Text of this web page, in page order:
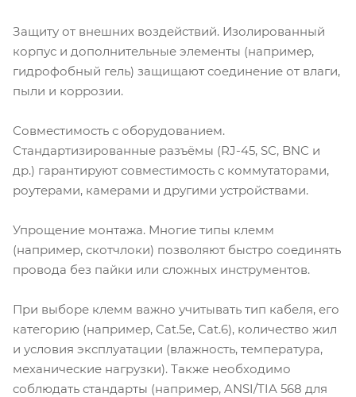
Защиту от внешних воздействий. Изолированный
корпус и дополнительные элементы (например,
гидрофобный гель) защищают соединение от влаги,
пыли и коррозии.
Совместимость с оборудованием.
Стандартизированные разъёмы (RJ-45, SC, BNC и
др.) гарантируют совместимость с коммутаторами,
роутерами, камерами и другими устройствами.
Упрощение монтажа. Многие типы клемм
(например, скотчлоки) позволяют быстро соединять
провода без пайки или сложных инструментов.
При выборе клемм важно учитывать тип кабеля, его
категорию (например, Cat.5e, Cat.6), количество жил
и условия эксплуатации (влажность, температура,
механические нагрузки). Также необходимо
соблюдать стандарты (например, ANSI/TIA 568 для